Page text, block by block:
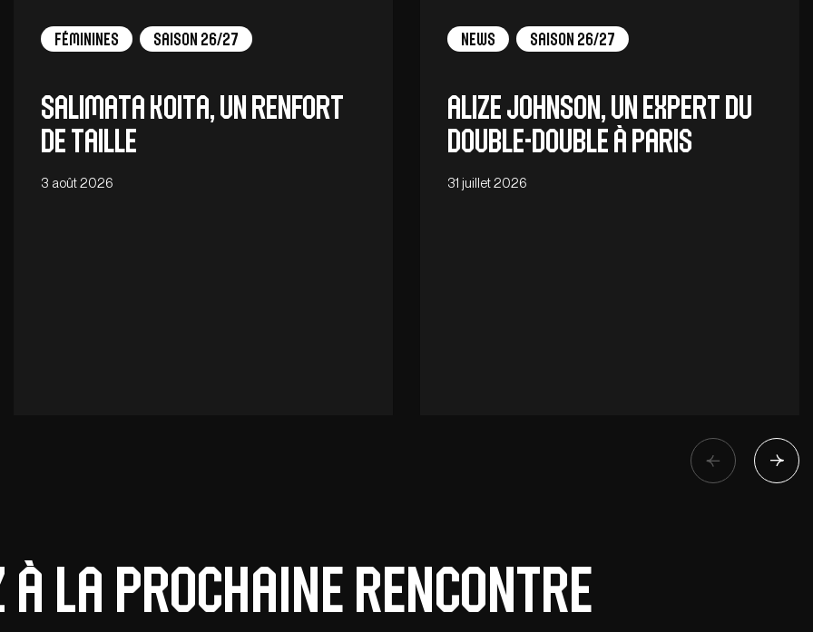
Féminines Saison 26/27
Salimata Koita, un renfort
de taille
3 août 2026
News Saison 26/27
Alize Johnson, un expert du
double-double à Paris
31 juillet 2026
à la prochaine rencontre